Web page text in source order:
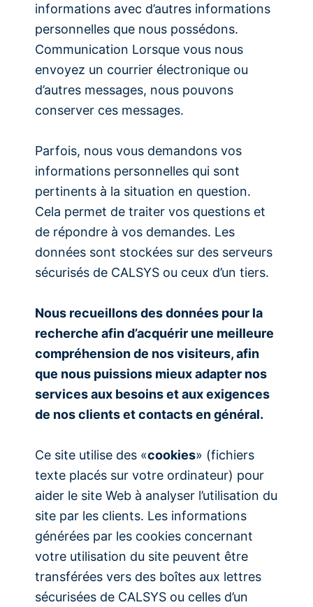
informations avec d’autres informations
personnelles que nous possédons.
Communication Lorsque vous nous
envoyez un courrier électronique ou
d’autres messages, nous pouvons
conserver ces messages.
Parfois, nous vous demandons vos
informations personnelles qui sont
pertinents à la situation en question.
Cela permet de traiter vos questions et
de répondre à vos demandes. Les
données sont stockées sur des serveurs
sécurisés de CALSYS ou ceux d’un tiers.
Nous recueillons des données pour la
recherche afin d’acquérir une meilleure
compréhension de nos visiteurs, afin
que nous puissions mieux adapter nos
services aux besoins et aux exigences
de nos clients et contacts en général.
Ce site utilise des «cookies» (fichiers
texte placés sur votre ordinateur) pour
aider le site Web à analyser l’utilisation du
site par les clients. Les informations
générées par les cookies concernant
votre utilisation du site peuvent être
transférées vers des boîtes aux lettres
sécurisées de CALSYS ou celles d’un